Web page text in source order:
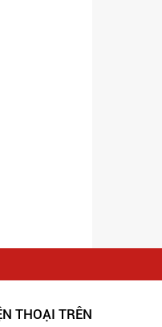
THOẠI TRÊN